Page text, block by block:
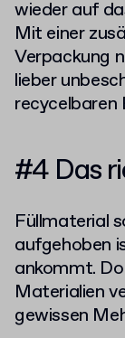
wieder auf
Mit einer
Verpackung
lieber
recycelbaren
#4 Das
Füllmaterial
aufgehoben
ankommt.
Materialien
gewissen